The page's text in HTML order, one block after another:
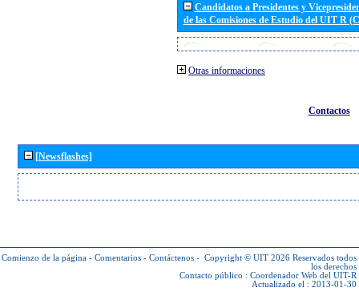
Candidatos a Presidentes y
de las Comisiones de Estudio del UIT R
Otras informaciones
Contactos
[Newsflashes]
Comienzo de la página - Comentarios - Contáctenos - Copyright © UIT 2026 Reservados todos
los derechos
Contacto público : Coordenador Web del UIT-R
Actualizado el : 2013-01-30